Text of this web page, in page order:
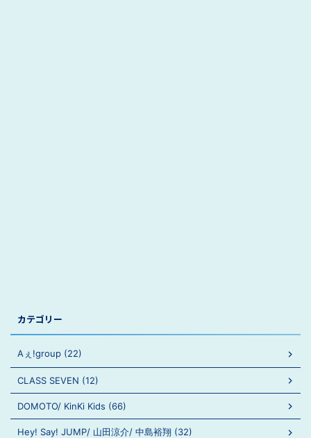
カテゴリー
Aぇ!group (22)
CLASS SEVEN (12)
DOMOTO/ KinKi Kids (66)
Hey! Say! JUMP/ 山田涼介/ 中島裕翔 (32)